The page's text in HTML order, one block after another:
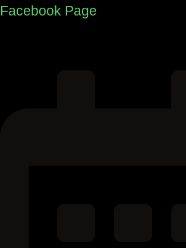
Facebook Page